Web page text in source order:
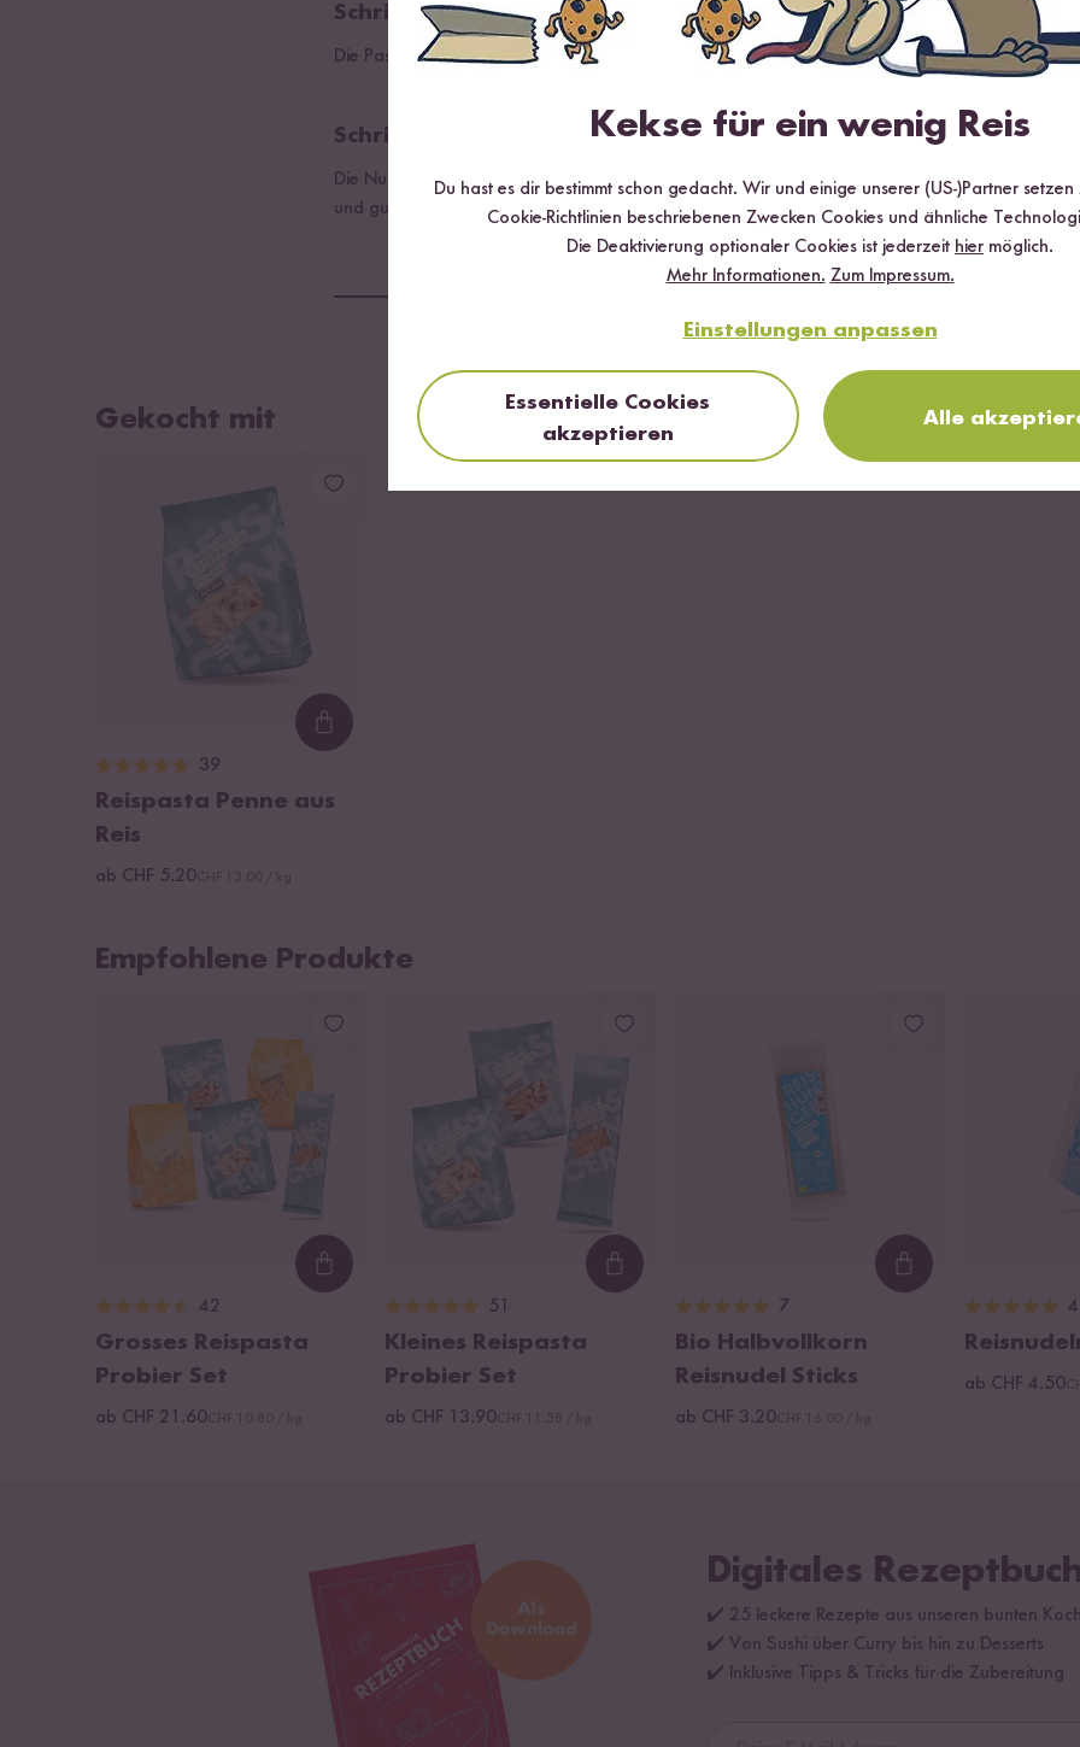
Schritt 02
Die Pasta abgießen, dabei 30ml Nudelwasser auffangen.
Schritt 03
Die Nudeln mit dem Feta und dem zurückgehaltenen Nudelwasser wieder zurück in den Topf
und gut umrühren, bis sich der Feta mit dem Wasser verbunden hat. Auf einem Teller anrichten
Gekocht mit
Loading...
39
Reispasta Penne aus
Reis
ab CHF 5.20
Empfohlene Produkte
Loading...
42
Grosses Reispasta
Probier Set
ab CHF 21.60
Loading...
51
Kleines Reispasta
Probier Set
ab CHF 13.90
Loading...
7
Bio Halbvollkorn
Reisnudel Sticks
ab CHF 3.20CHF 16.00 / kg
ab CHF 4.50
Digitales
✔️ 25 leckere Rezepte aus unseren bunten
✔️ Von Sushi über Curry bis hin zu Desserts
✔️ Inklusive Tipps & Tricks für die Zubereitung
Kekse für ein wenig Reis
Du hast es dir bestimmt schon gedacht. Wir und einige unserer (US-)Partner
Cookie-Richtlinien beschriebenen Zwecken Cookies und ähnliche
Die Deaktivierung optionaler Cookies ist jederzeit hier möglich.
Mehr Informationen. Zum Impressum.
Einstellungen anpassen
Essentielle Cookies
akzeptieren
Alle